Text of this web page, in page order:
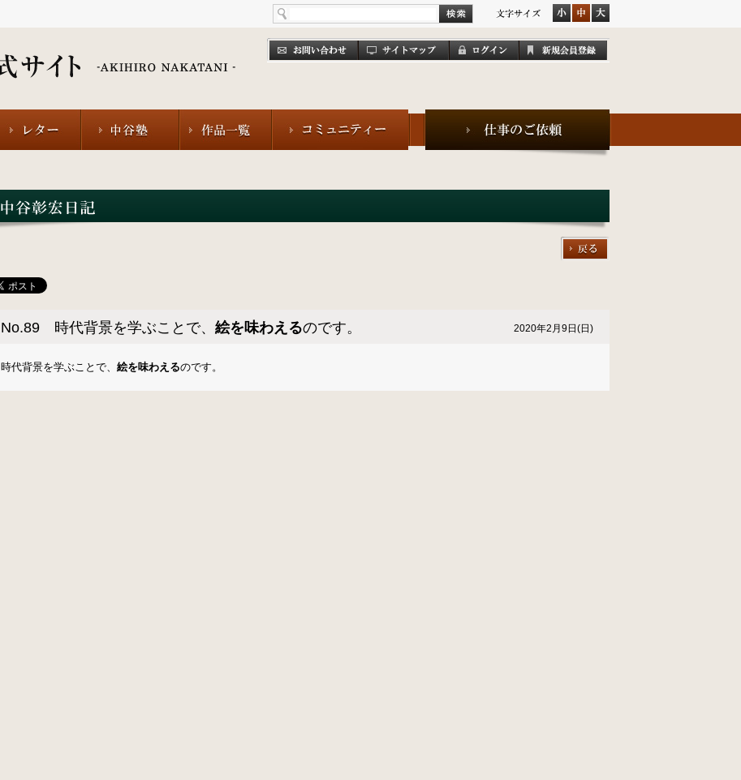
No.89 時代背景を学ぶことで、 絵を味わえるのです。 2020年2月9日(日)
時代背景を学ぶことで、 絵を味わえるのです。